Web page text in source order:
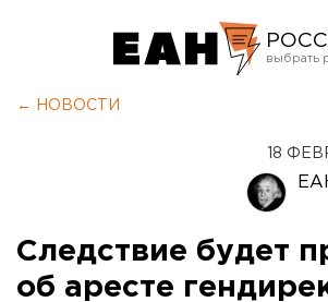
← НОВОСТИ
18
Следствие будет
об аресте